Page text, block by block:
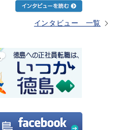
インタビュー 一覧